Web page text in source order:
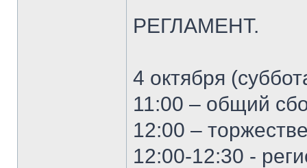
РЕГЛАМЕНТ.
4 октября
11:00 – общий
12:00 –
12:00-12:30 -